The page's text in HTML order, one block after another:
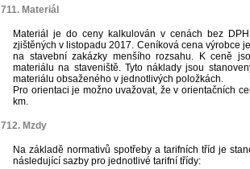
711. Materiál
Materiál je do ceny kalkulován v cenách bez
zjištěných v listopadu 2017. Ceníková cena výrobce
na stavební zakázky menšího rozsahu. K ceně
materiálu na staveniště. Tyto náklady jsou
materiálu obsaženého v jednotlivých položkách.
Pro orientaci je možno uvažovat, že v orientačních
km.
712. Mzdy
Na základě normativů spotřeby a tarifních tříd je
následující sazby pro jednotlivé tarifní třídy: